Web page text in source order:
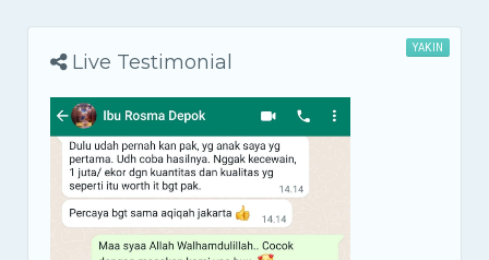
YAKIN
Live Testimonial